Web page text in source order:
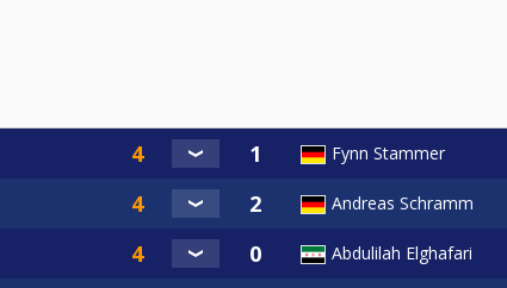
Fynn Stammer
Andreas Schramm
Abdulilah Elghafari